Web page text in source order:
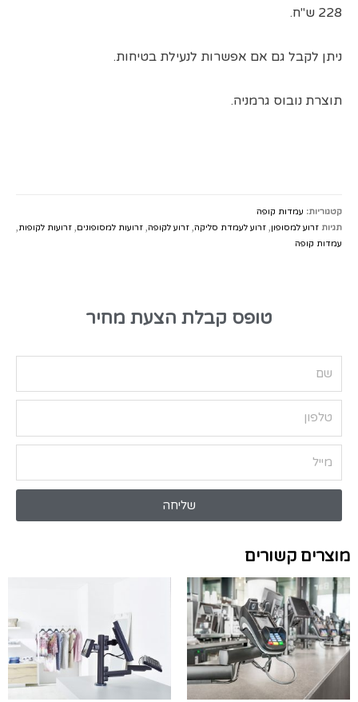
228 ש"ח.
ניתן לקבל גם אם אפשרות לנעילת בטיחות.
תוצרת נובוס גרמניה.
קטגוריות: עמדות קופה
תגיות זרוע למסופון, זרוע לעמדת סליקה, זרוע לקופה, זרועות למסופונים, זרועות לקופות,
עמדות קופה
טופס קבלת הצעת מחיר
שליחה
מוצרים קשורים